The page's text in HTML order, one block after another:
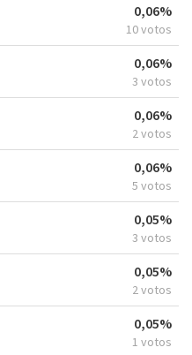
0,06%
10 votos
0,06%
3 votos
0,06%
2 votos
0,06%
5 votos
0,05%
3 votos
0,05%
2 votos
0,05%
1 votos